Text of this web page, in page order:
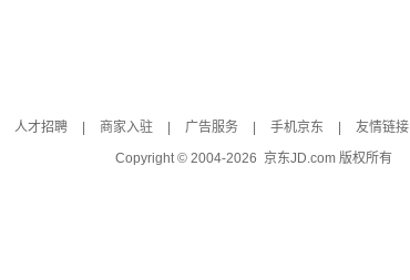
人才招聘 商家入驻 广告服务 手机京东 友情链接
Copyright © 2004-2026 京东JD.com 版权所有